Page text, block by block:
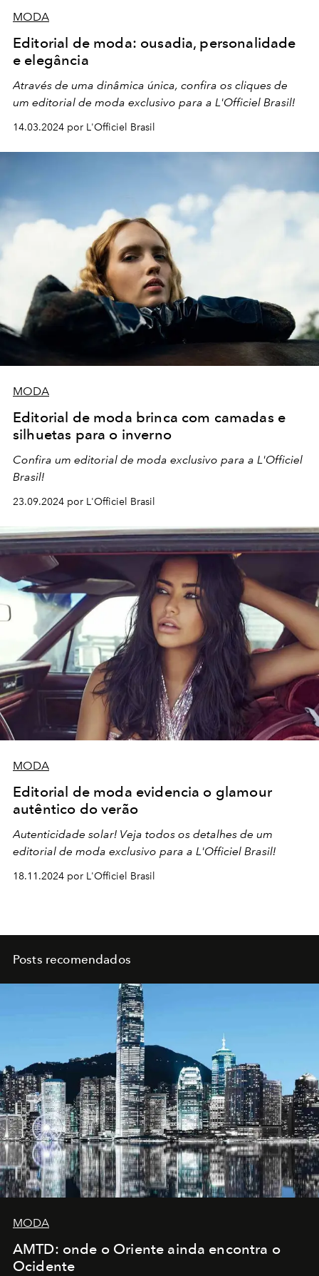
MODA
Editorial de moda: ousadia, personalidade
e elegância
Através de uma dinâmica única, confira os cliques de
um editorial de moda exclusivo para a L'Officiel Brasil!
14.03.2024 por L'Officiel Brasil
MODA
Editorial de moda brinca com camadas e
silhuetas para o inverno
Confira um editorial de moda exclusivo para a L'Officiel
Brasil!
23.09.2024 por L'Officiel Brasil
MODA
Editorial de moda evidencia o glamour
autêntico do verão
Autenticidade solar! Veja todos os detalhes de um
editorial de moda exclusivo para a L'Officiel Brasil!
18.11.2024 por L'Officiel Brasil
Posts recomendados
MODA
AMTD: onde o Oriente ainda encontra o
Ocidente